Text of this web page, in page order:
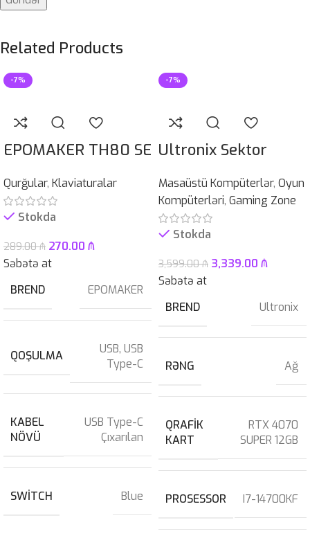
Related Products
-7%
EPOMAKER TH80 SE
Qurğular, Klaviaturalar
Stokda
289.00₼ 270.00 ₼
Səbətə at
BREND
EPOMAKER
QOŞULMA USB, USB
Type-C
KABEL
NÖVÜ
USB Type-C
Çıxarılan
SWITCH Blue
-7%
Ultronix Sektor
Masaüstü Kompüterlər, Oyun
Kompüterləri, Gaming Zone
Stokda
3,599.00₼ 3,339.00 ₼
Səbətə at
BREND
Ultronix
RƏNG Ağ
QRAFIK
KART
RTX 4070
SUPER 12GB
PROSESSOR I7-14700KF